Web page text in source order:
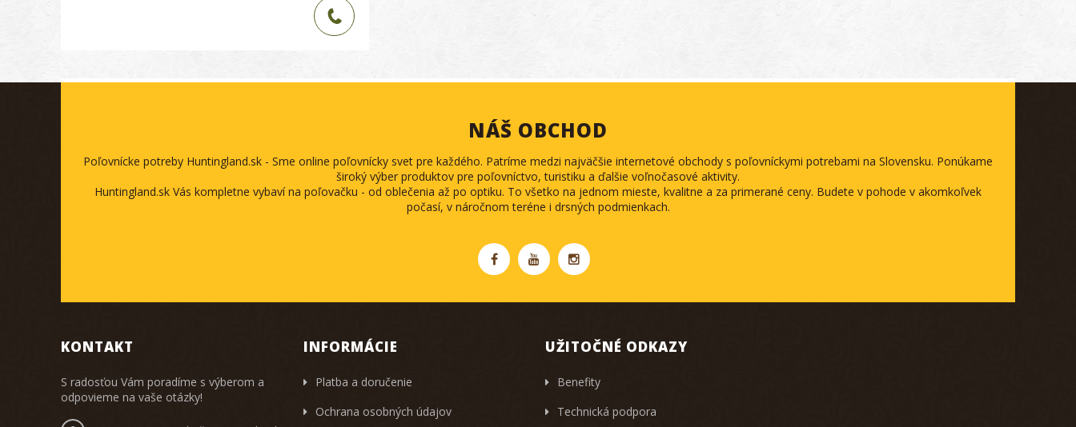
NÁŠ OBCHOD
Poľovnícke potreby Huntingland.sk - Sme online poľovnícky svet pre každého. Patríme medzi najväčšie internetové obchody s poľovníckymi potrebami na Slovensku. Ponúkame
široký výber produktov pre poľovníctvo, turistiku a ďalšie voľnočasové aktivity.
Huntingland.sk Vás kompletne vybaví na poľovačku - od oblečenia až po optiku. To všetko na jednom mieste, kvalitne a za primerané ceny. Budete v pohode v akomkoľvek
počasí, v náročnom teréne i drsných podmienkach.
KONTAKT
S radosťou Vám poradíme s výberom a
odpovieme na vaše otázky!
INFORMÁCIE
Platba a doručenie
Ochrana osobných údajov
UŽITOČNÉ ODKAZY
Benefity
Technická podpora